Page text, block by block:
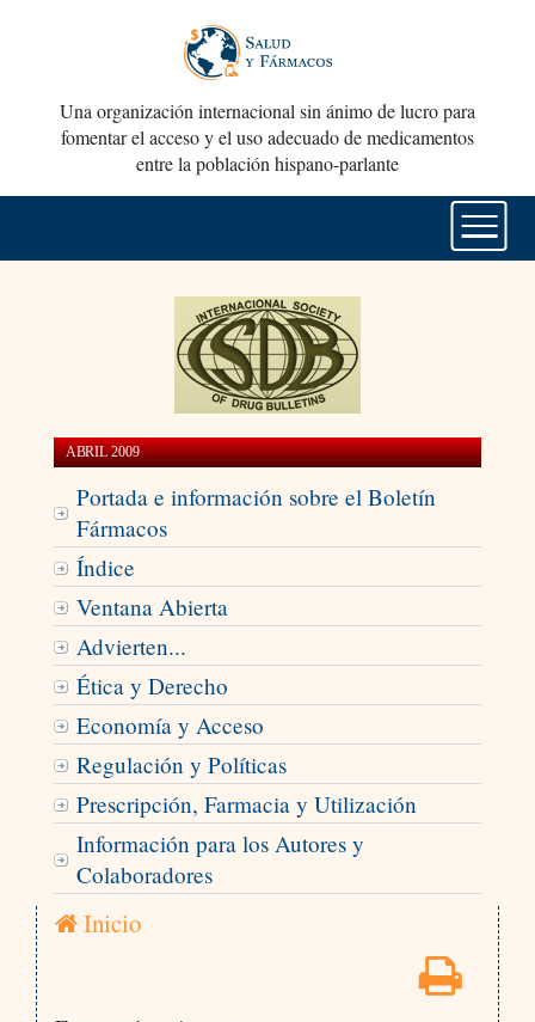
Una organización internacional sin ánimo de lucro para
fomentar el acceso y el uso adecuado de medicamentos
entre la población hispano-parlante
ABRIL 2009
Portada e información sobre el Boletín
Fármacos
Índice
Ventana Abierta
Advierten...
Ética y Derecho
Economía y Acceso
Regulación y Políticas
Prescripción, Farmacia y Utilización
Información para los Autores y
Colaboradores
Inicio